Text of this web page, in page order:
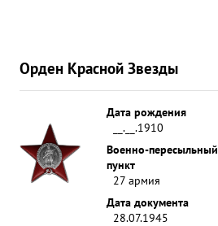
Орден Красной Звезды
Дата рождения
__.__.1910
Военно-пересыльный
пункт
27 армия
Дата документа
28.07.1945